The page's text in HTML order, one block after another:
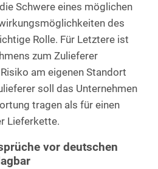
Schwere eines möglichen
des
Rolle. Für Letztere ist
zum Zulieferer
am eigenen Standort
soll das Unternehmen
tragen als für einen
Lieferkette.
vor deutschen